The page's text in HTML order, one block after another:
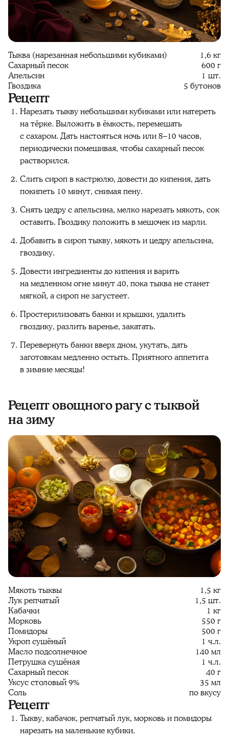
Тыква (нарезанная небольшими кубиками)
1,6 кг
Сахарный песок
600 г
Апельсин
1 шт.
Гвоздика
5 бутонов
Рецепт
Нарезать тыкву небольшими кубиками или натереть
на тёрке. Выложить в ёмкость, перемешать
с сахаром. Дать настояться ночь или 8–10 часов,
периодически помешивая, чтобы сахарный песок
растворился.
Слить сироп в кастрюлю, довести до кипения, дать
покипеть 10 минут, снимая пену.
Снять цедру с апельсина, мелко нарезать мякоть, сок
оставить. Гвоздику положить в мешочек из марли.
Добавить в сироп тыкву, мякоть и цедру апельсина,
гвоздику.
Довести ингредиенты до кипения и варить
на медленном огне минут 40, пока тыква не станет
мягкой, а сироп не загустеет.
Простерилизовать банки и крышки, удалить
гвоздику, разлить варенье, закатать.
Перевернуть банки вверх дном, укутать, дать
заготовкам медленно остыть. Приятного аппетита
в зимние месяцы!
Рецепт овощного рагу с тыквой
на зиму
Мякоть тыквы
1,5 кг
Лук репчатый
1,5 шт.
Кабачки
1 кг
Морковь
550 г
Помидоры
500 г
Укроп сушёный
1 ч.л.
Масло подсолнечное
140 мл
Петрушка сушёная
1 ч.л.
Сахарный песок
40 г
Уксус столовый 9%
35 мл
Соль
по вкусу
Рецепт
Тыкву, кабачок, репчатый лук, морковь и помидоры
нарезать на маленькие кубики.